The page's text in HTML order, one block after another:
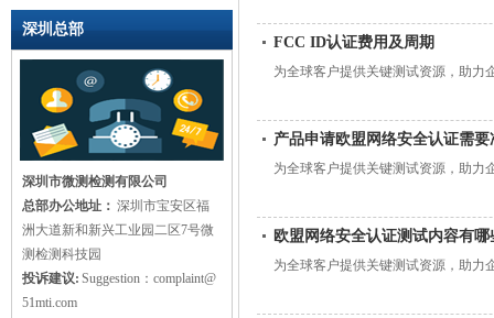
深圳总部
深圳市微测检测有限公司
总部办公地址： 深圳市宝安区福
洲大道新和新兴工业园二区7号微
测检测科技园
投诉建议: Suggestion：complaint@
51mti.com
FCC ID认证费用及周期
为全球客户提供关键测试资源，助力
产品申请欧盟网络安全认证需
为全球客户提供关键测试资源，助力
欧盟网络安全认证测试内容有哪
为全球客户提供关键测试资源，助力